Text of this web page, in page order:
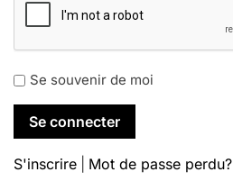
Se souvenir de moi
S'inscrire Mot de passe perdu?